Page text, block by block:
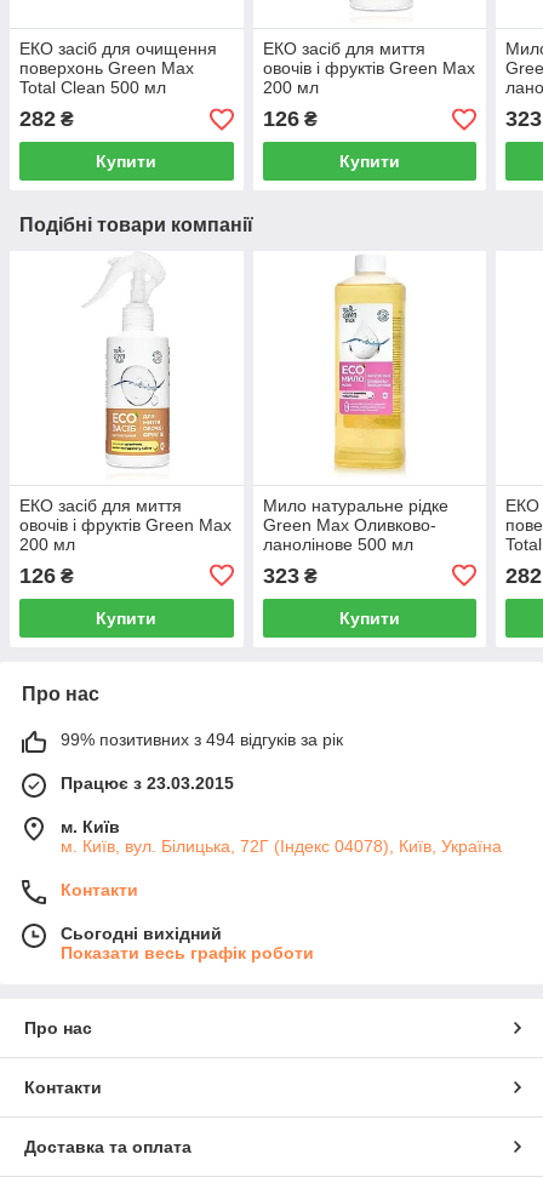
ЕКО засіб для очищення
поверхонь Green Max
Total Сlean 500 мл
282 ₴
Купити
ЕКО засіб для миття
овочів і фруктів Green Max
200 мл
126₴
Купити
323
Подібні товари компанії
ЕКО засіб для миття
овочів і фруктів Green Max
200 мл
126 ₴
Купити
Мило натуральне рідке
Green Max Оливково-
ланолінове 500 мл
323₴
Купити
ЕКО
282
Про нас
99% позитивних з 494 відгуків за рік
Працює з 23.03.2015
м. Київ
м. Київ, вул. Білицька, 72Г (Індекс 04078), Київ, Україна
Контакти
Сьогодні вихідний
Показати весь графік роботи
Про нас
Контакти
Доставка та оплата